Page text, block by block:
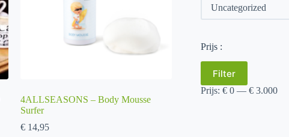
4ALLSEASONS – Body Mousse
Surfer
€ 14,95
Uncategorized
Prijs :
Min.
prijs
Max.
prijsFilter
Prijs:€ 0 —€ 3.000